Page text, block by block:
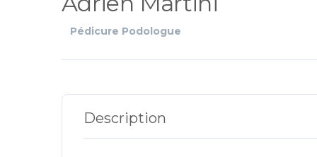
Pédicure Podologue
Description